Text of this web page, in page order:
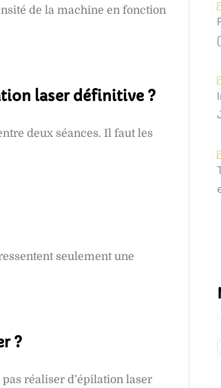
de la machine en fonction
laser définitive ?
deux séances. Il faut les
seulement une
?
réaliser d’épilation laser